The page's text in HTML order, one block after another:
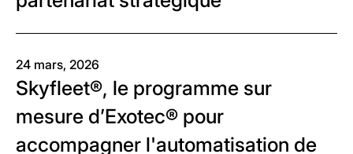
24 mars, 2026
Skyfleet®, le programme sur
mesure d’Exotec® pour
accompagner l'automatisation de